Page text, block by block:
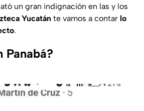
un gran indignación en las y los
Yucatán te vamos a contar lo
.
Panabá?